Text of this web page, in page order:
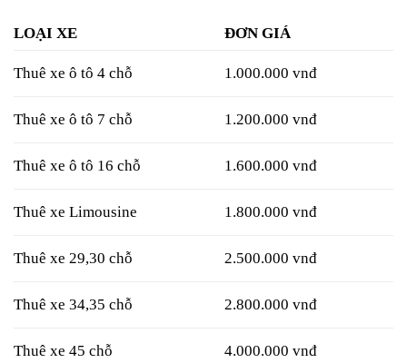
LOẠI XE ĐƠN GIÁ
Thuê xe ô tô 4 chỗ 1.000.000 vnđ
Thuê xe ô tô 7 chỗ 1.200.000 vnđ
Thuê xe ô tô 16 chỗ 1.600.000 vnđ
Thuê xe Limousine 1.800.000 vnđ
Thuê xe 29,30 chỗ 2.500.000 vnđ
Thuê xe 34,35 chỗ 2.800.000 vnđ
Thuê xe 45 chỗ 4.000.000 vnđ